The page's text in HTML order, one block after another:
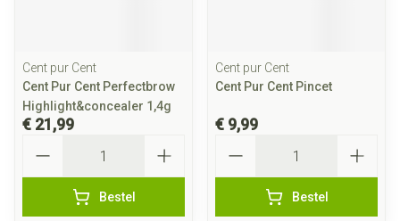
Cent pur Cent
Cent Pur Cent Perfectbrow
Highlight&concealer 1,4g
€ 21,99
Bestel
Cent pur Cent
Cent Pur Cent Pincet
€ 9,99
Bestel